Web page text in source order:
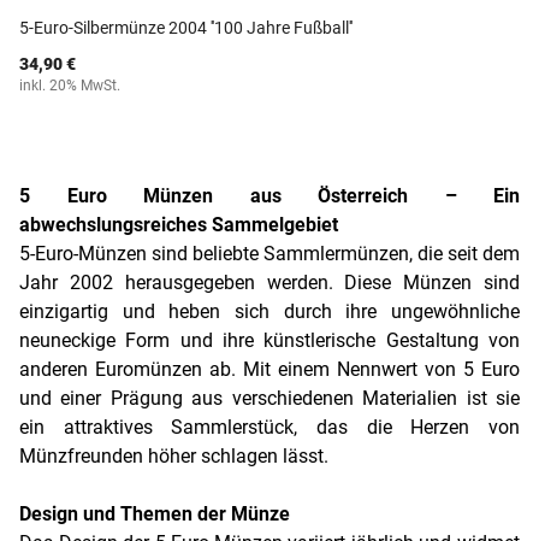
5-Euro-Silbermünze 2004 ''100 Jahre Fußball''
34,90 €
inkl. 20% MwSt.
5 Euro Münzen aus Österreich – Ein
abwechslungsreiches Sammelgebiet
5-Euro-Münzen sind beliebte Sammlermünzen, die seit dem
Jahr 2002 herausgegeben werden. Diese Münzen sind
einzigartig und heben sich durch ihre ungewöhnliche
neuneckige Form und ihre künstlerische Gestaltung von
anderen Euromünzen ab. Mit einem Nennwert von 5 Euro
und einer Prägung aus verschiedenen Materialien ist sie
ein attraktives Sammlerstück, das die Herzen von
Münzfreunden höher schlagen lässt.
Design und Themen der Münze